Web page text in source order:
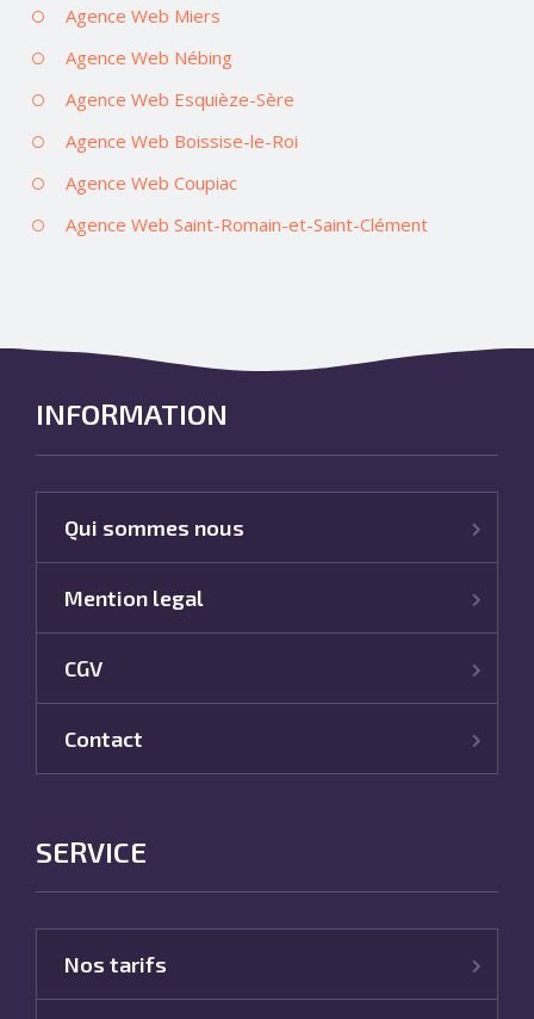
Agence Web Miers
Agence Web Nébing
Agence Web Esquièze-Sère
Agence Web Boissise-le-Roi
Agence Web Coupiac
Agence Web Saint-Romain-et-Saint-Clément
INFORMATION
Qui sommes nous
Mention legal
CGV
Contact
SERVICE
Nos tarifs